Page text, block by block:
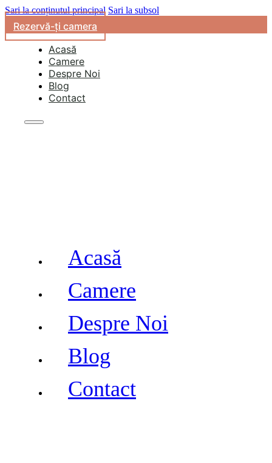
Sari la conținutul principal Sari la subsol
Rezervă-ți camera
Acasă
Camere
Despre Noi
Blog
Contact
Acasă
Camere
Despre Noi
Blog
Contact